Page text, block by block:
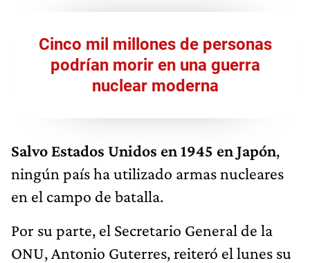
Cinco mil millones de personas
podrían morir en una guerra
nuclear moderna
Salvo Estados Unidos en 1945 en Japón,
ningún país ha utilizado armas nucleares
en el campo de batalla.
Por su parte, el Secretario General de la
ONU, Antonio Guterres, reiteró el lunes su